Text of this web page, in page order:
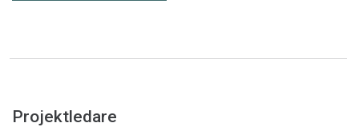
Projektledare